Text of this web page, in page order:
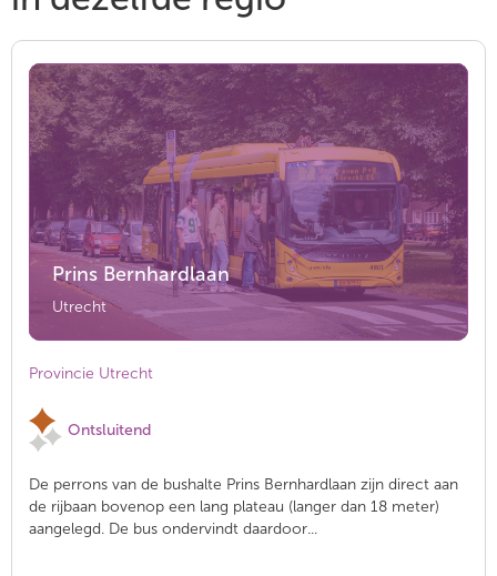
Prins Bernhardlaan
Utrecht
Provincie Utrecht
Ontsluitend
De perrons van de bushalte Prins Bernhardlaan zijn direct aan
de rijbaan bovenop een lang plateau (langer dan 18 meter)
aangelegd. De bus ondervindt daardoor...